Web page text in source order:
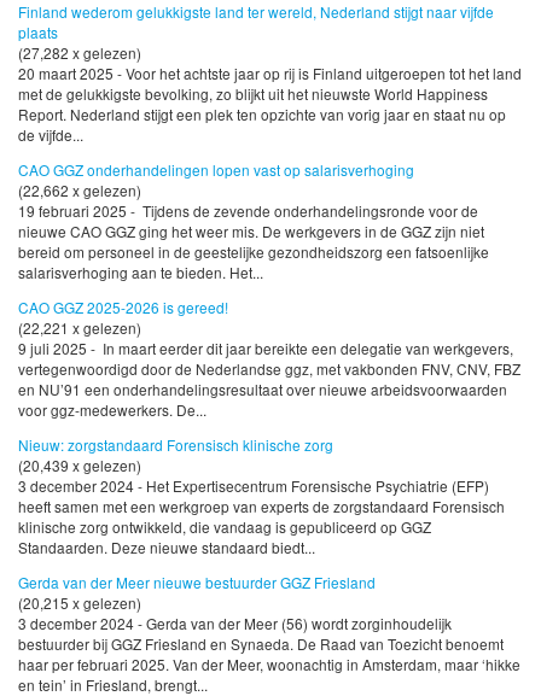
Finland wederom gelukkigste land ter wereld, Nederland stijgt naar vijfde
plaats
(27,282 x gelezen)
20 maart 2025 - Voor het achtste jaar op rij is Finland uitgeroepen tot het land
met de gelukkigste bevolking, zo blijkt uit het nieuwste World Happiness
Report. Nederland stijgt een plek ten opzichte van vorig jaar en staat nu op
de vijfde...
CAO GGZ onderhandelingen lopen vast op salarisverhoging
(22,662 x gelezen)
19 februari 2025 - Tijdens de zevende onderhandelingsronde voor de
nieuwe CAO GGZ ging het weer mis. De werkgevers in de GGZ zijn niet
bereid om personeel in de geestelijke gezondheidszorg een fatsoenlijke
salarisverhoging aan te bieden. Het...
CAO GGZ 2025-2026 is gereed!
(22,221 x gelezen)
9 juli 2025 - In maart eerder dit jaar bereikte een delegatie van werkgevers,
vertegenwoordigd door de Nederlandse ggz, met vakbonden FNV, CNV, FBZ
en NU’91 een onderhandelingsresultaat over nieuwe arbeidsvoorwaarden
voor ggz-medewerkers. De...
Nieuw: zorgstandaard Forensisch klinische zorg
(20,439 x gelezen)
3 december 2024 - Het Expertisecentrum Forensische Psychiatrie (EFP)
heeft samen met een werkgroep van experts de zorgstandaard Forensisch
klinische zorg ontwikkeld, die vandaag is gepubliceerd op GGZ
Standaarden. Deze nieuwe standaard biedt...
Gerda van der Meer nieuwe bestuurder GGZ Friesland
(20,215 x gelezen)
3 december 2024 - Gerda van der Meer (56) wordt zorginhoudelijk
bestuurder bij GGZ Friesland en Synaeda. De Raad van Toezicht benoemt
haar per februari 2025. Van der Meer, woonachtig in Amsterdam, maar ‘hikke
en tein’ in Friesland, brengt...